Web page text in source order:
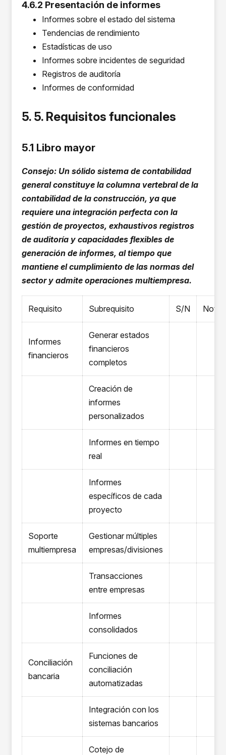
4.6.2 Presentación de informes
Informes sobre el estado del sistema
Tendencias de rendimiento
Estadísticas de uso
Informes sobre incidentes de seguridad
Registros de auditoría
Informes de conformidad
5. 5. Requisitos funcionales
5.1 Libro mayor
Consejo: Un sólido sistema de contabilidad
general constituye la columna vertebral de la
contabilidad de la construcción, ya que
requiere una integración perfecta con la
gestión de proyectos, exhaustivos registros
de auditoría y capacidades flexibles de
generación de informes, al tiempo que
mantiene el cumplimiento de las normas del
sector y admite operaciones multiempresa.
Requisito Subrequisito S/N Notas
Informes
financieros
Generar estados
financieros
completos
Creación de
informes
personalizados
Informes en tiempo
real
Informes
específicos de cada
proyecto
Soporte
multiempresa
Gestionar múltiples
empresas/divisiones
Transacciones
entre empresas
Informes
consolidados
Conciliación
bancaria
Funciones de
conciliación
automatizadas
Integración con los
sistemas bancarios
Cotejo de